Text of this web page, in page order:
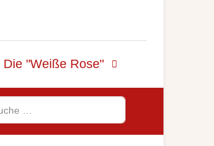
Die "Weiße Rose"